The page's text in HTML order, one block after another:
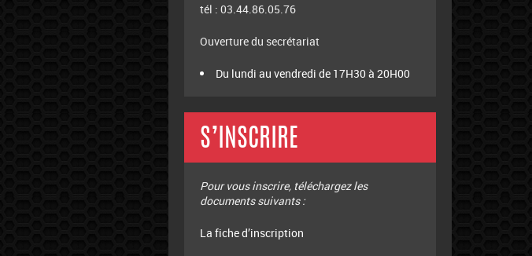
tél : 03.44.86.05.76
Ouverture du secrétariat
Du lundi au vendredi de 17H30 à 20H00
S’INSCRIRE
Pour vous inscrire, téléchargez les
documents suivants :
La fiche d’inscription